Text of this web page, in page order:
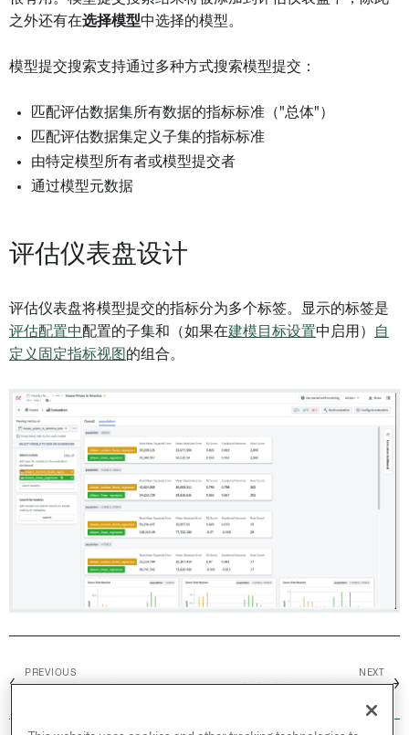
之外还有在选择模型中选择的模型。
模型提交搜索支持通过多种方式搜索模型提交：
匹配评估数据集所有数据的指标标准（"总体"）
匹配评估数据集定义子集的指标标准
由特定模型所有者或模型提交者
通过模型元数据
评估仪表盘设计
评估仪表盘将模型提交的指标分为多个标签。显示的标签是
评估配置中配置的子集和（如果在建模目标设置中启用）
自
定义固定指标视图 的组合。
←
PREVIOUS NEXT
→